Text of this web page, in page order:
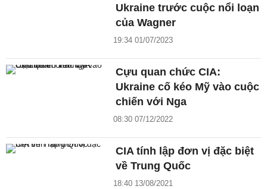
Ukraine trước cuộc nổi loạn
của Wagner
19:34 01/07/2023
Cựu quan chức CIA:
Ukraine cố kéo Mỹ vào cuộc
chiến với Nga
08:30 07/12/2022
CIA tính lập đơn vị đặc biệt
về Trung Quốc
18:40 13/08/2021